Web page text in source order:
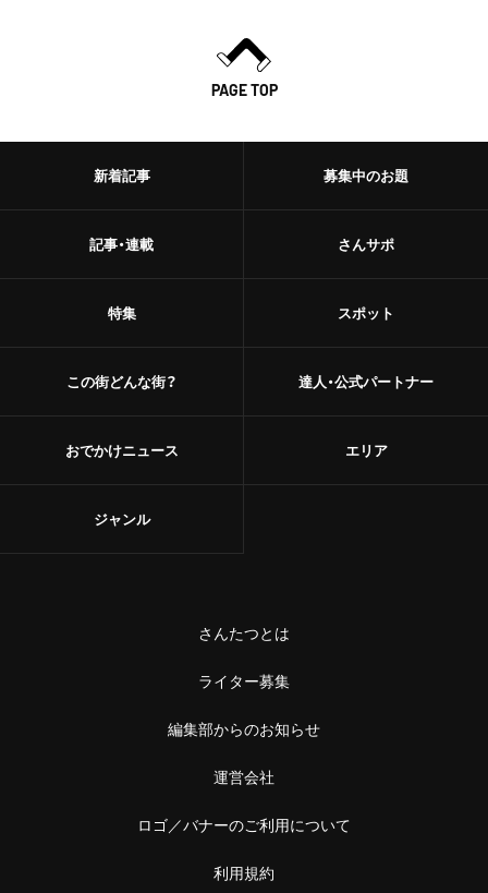
PAGE TOP
新着記事
記事・連載
特集
この街どんな街？
おでかけニュース
募集中のお題
さんサポ
スポット
達人・公式パートナー
エリア
ジャンル
さんたつとは
ライター募集
編集部からのお知らせ
運営会社
ロゴ／バナーのご利用について
利用規約